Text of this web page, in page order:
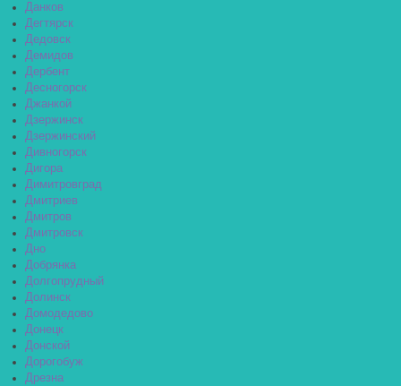
Данков
Дегтярск
Дедовск
Демидов
Дербент
Десногорск
Джанкой
Дзержинск
Дзержинский
Дивногорск
Дигора
Димитровград
Дмитриев
Дмитров
Дмитровск
Дно
Добрянка
Долгопрудный
Долинск
Домодедово
Донецк
Донской
Дорогобуж
Дрезна